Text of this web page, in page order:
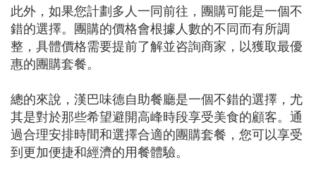
此外，如果您計劃多人一同前往，團購可能是一個不
錯的選擇。團購的價格會根據人數的不同而有所調
整，具體價格需要提前了解並咨詢商家，以獲取最優
惠的團購套餐。
總的來說，漢巴味德自助餐廳是一個不錯的選擇，尤
其是對於那些希望避開高峰時段享受美食的顧客。通
過合理安排時間和選擇合適的團購套餐，您可以享受
到更加便捷和經濟的用餐體驗。